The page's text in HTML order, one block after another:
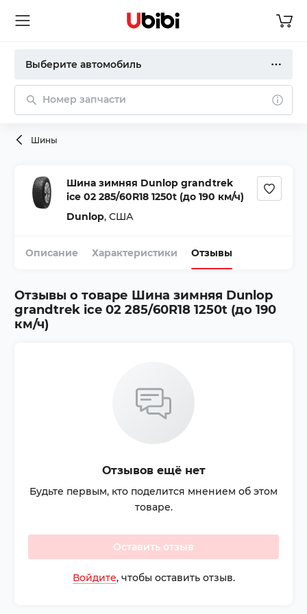
Выберите автомобиль
Номер запчасти
Шины
Шина зимняя Dunlop grandtrek
ice 02 285/60R18 1250t (до 190 км/ч)
Dunlop, США
Описание Характеристики Отзывы
Отзывы о товаре Шина зимняя Dunlop
grandtrek ice 02 285/60R18 1250t (до 190
км/ч)
Отзывов ещё нет
Будьте первым, кто поделится мнением об этом
товаре.
Оставить отзыв
Войдите, чтобы оставить отзыв.